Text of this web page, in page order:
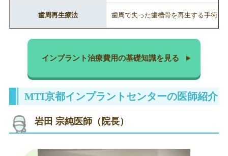
歯周再生療法 歯周で失った歯槽骨を再生する手術
インプラント治療費用の基礎知識を見る
MTI京都インプラントセンターの医師紹介
岩田 宗純医師（院長）